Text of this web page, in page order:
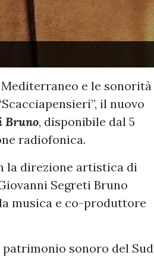
e le sonorità
il nuovo
Bruno, disponibile dal 5
radiofonica.
la direzione artistica di
Segreti Bruno
musica e co-produttore
sonoro del Sud